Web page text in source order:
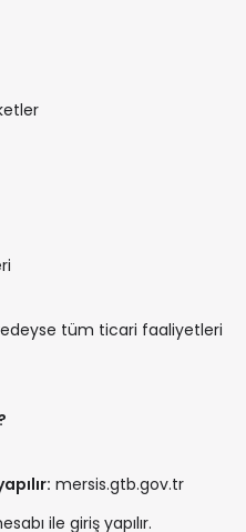
tüm ticari faaliyetleri
mersis.gtb.gov.tr
ile giriş yapılır.